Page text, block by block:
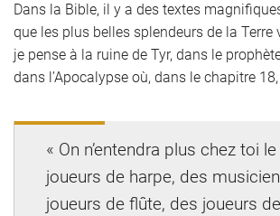
Dans la Bible, il y a des textes
que les plus belles splendeurs de la Terre
je pense à la ruine de Tyr, dans le
dans l’Apocalypse où, dans le chapitre
« On n’entendra plus chez toi
joueurs de harpe, des
joueurs de flûte, des joueurs de